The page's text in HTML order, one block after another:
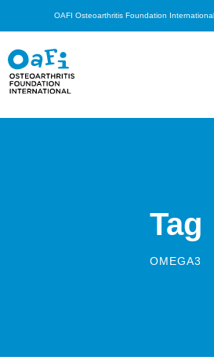
OAFI Osteoarthritis Foundation
Tag
OMEGA3